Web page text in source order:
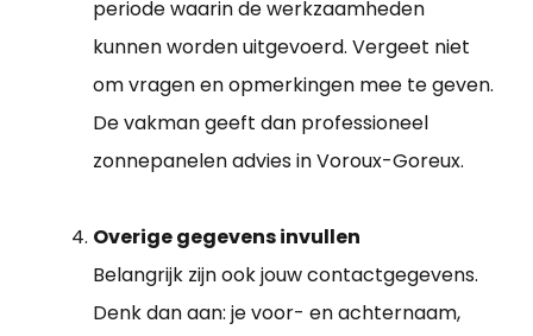
periode waarin de werkzaamheden
kunnen worden uitgevoerd. Vergeet niet
om vragen en opmerkingen mee te geven.
De vakman geeft dan professioneel
zonnepanelen advies in Voroux-Goreux.
Overige gegevens invullen
Belangrijk zijn ook jouw contactgegevens.
Denk dan aan: je voor- en achternaam,